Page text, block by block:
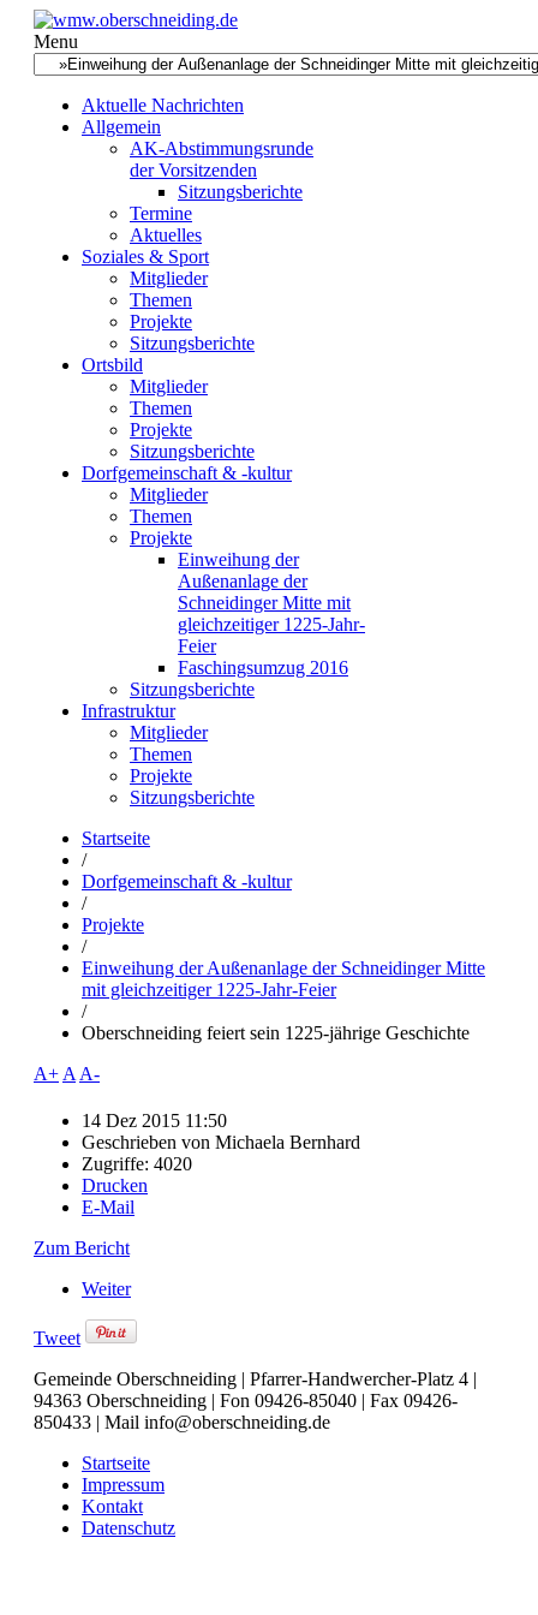
Menu
Aktuelle Nachrichten
Allgemein
AK-Abstimmungsrunde
der Vorsitzenden
Sitzungsberichte
Termine
Aktuelles
Soziales & Sport
Mitglieder
Themen
Projekte
Sitzungsberichte
Ortsbild
Mitglieder
Themen
Projekte
Sitzungsberichte
Dorfgemeinschaft & -kultur
Mitglieder
Themen
Projekte
Einweihung der
Außenanlage der
Schneidinger Mitte mit
gleichzeitiger 1225-Jahr-
Feier
Faschingsumzug 2016
Sitzungsberichte
Infrastruktur
Mitglieder
Themen
Projekte
Sitzungsberichte
Startseite
/
Dorfgemeinschaft & -kultur
/
Projekte
/
Einweihung der Außenanlage der Schneidinger Mitte
mit gleichzeitiger 1225-Jahr-Feier
/
Oberschneiding feiert sein 1225-jährige Geschichte
A+ A A-
14 Dez 2015 11:50
Geschrieben von Michaela Bernhard
Zugriffe: 4020
Drucken
E-Mail
Zum Bericht
Weiter
Tweet
Gemeinde Oberschneiding | Pfarrer-Handwercher-Platz 4 |
94363 Oberschneiding | Fon 09426-85040 | Fax 09426-
850433 | Mail info@oberschneiding.de
Startseite
Impressum
Kontakt
Datenschutz